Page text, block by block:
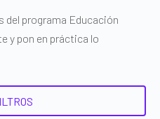
del programa Educación
y pon en práctica lo